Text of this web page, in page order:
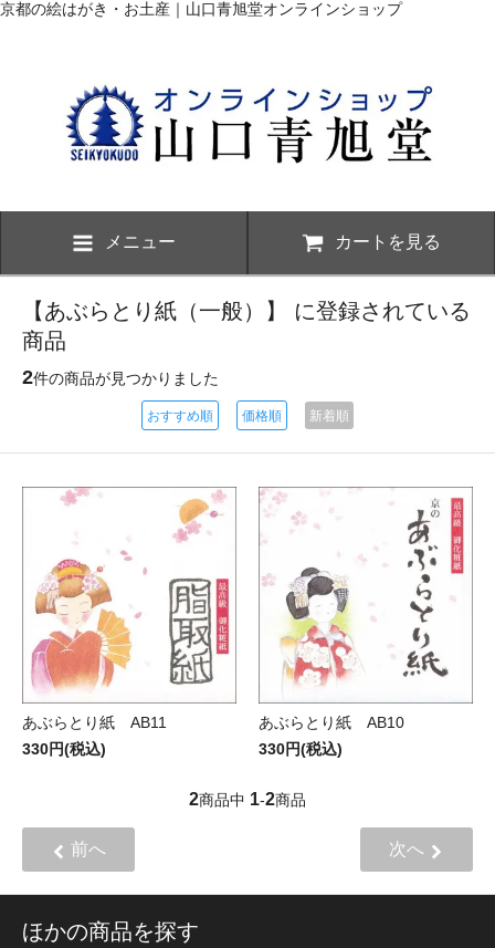
京都の絵はがき・お土産｜山口青旭堂オンラインショップ
メニュー カートを見る
【あぶらとり紙（一般）】 に登録されている
商品
2件の商品が見つかりました
おすすめ順 価格順 新着順
あぶらとり紙 AB11
330円(税込)
あぶらとり紙 AB10
330円(税込)
2商品中 1-2商品
前へ 次へ
ほかの商品を探す